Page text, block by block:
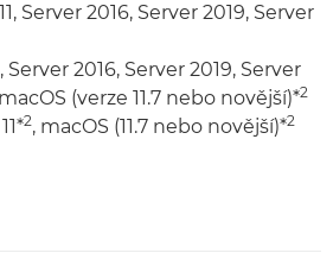
Server 2016, Server 2019, Server
Server 2016, Server 2019, Server
(verze 11.7 nebo novější)*2
2, macOS (11.7 nebo novější)*2